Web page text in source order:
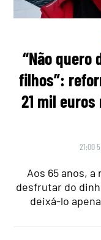
“Não quero
filhos”:
21 mil
21:00
Aos 65 anos,
desfrutar do
deixá-lo